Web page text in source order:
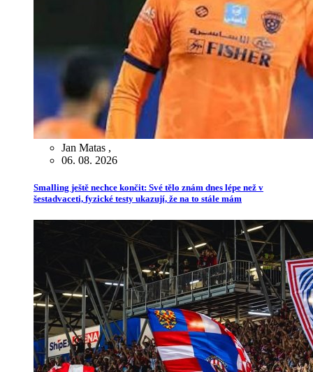
Jan Matas ,
06. 08. 2026
Smalling ještě nechce končit: Své tělo znám dnes lépe než v
šestadvaceti, fyzické testy ukazují, že na to stále mám